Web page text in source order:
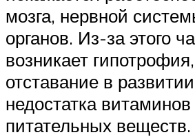
мозга, нервной
органов. Из-за этого
возникает
отставание в
недостатка витаминов
питательных веществ.